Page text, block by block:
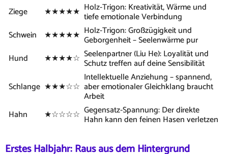
Ziege ★★★★★ Holz-Trigon: Kreativität, Wärme und
tiefe emotionale Verbindung
Schwein
★★★★★ Holz-Trigon: Großzügigkeit und
Geborgenheit – Seelenwärme pur
Hund
★★★★☆ Seelenpartner (Liu He): Loyalität und
Schutz treffen auf deine Sensibilität
Schlange ★★★☆☆
Intellektuelle Anziehung – spannend,
aber emotionaler Gleichklang braucht
Arbeit
Hahn
★☆☆☆☆ Gegensatz-Spannung: Der direkte
Hahn kann den feinen Hasen verletzen
Erstes Halbjahr: Raus aus dem Hintergrund